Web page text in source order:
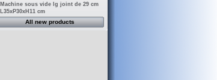
Machine sous vide lg joint de 29 cm
L35xP30xH11 cm
All new products